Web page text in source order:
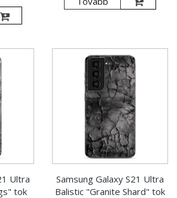
Ultra
tok
Samsung Galaxy S21 Ultra
Balistic "Granite Shard" tok